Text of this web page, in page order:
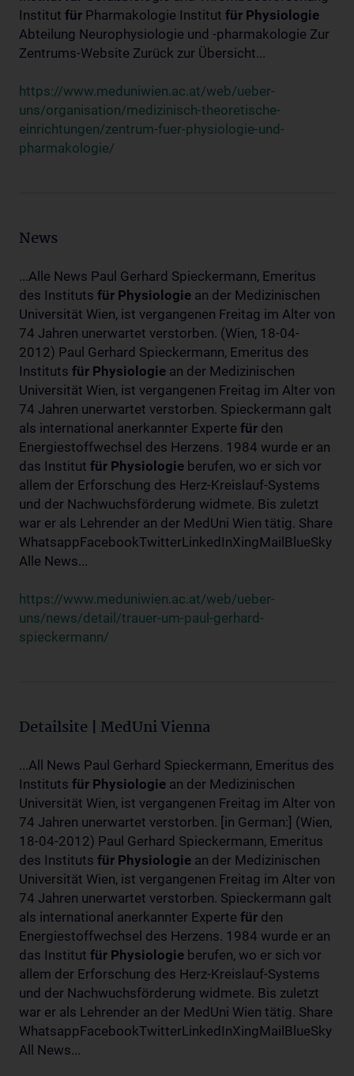
Institut für Pharmakologie Institut für Physiologie
Abteilung Neurophysiologie und -pharmakologie Zur
Zentrums-Website Zurück zur Übersicht...
https://www.meduniwien.ac.at/web/ueber-
uns/organisation/medizinisch-theoretische-
einrichtungen/zentrum-fuer-physiologie-und-
pharmakologie/
News
...Alle News Paul Gerhard Spieckermann, Emeritus
des Instituts für Physiologie an der Medizinischen
Universität Wien, ist vergangenen Freitag im Alter von
74 Jahren unerwartet verstorben. (Wien, 18-04-
2012) Paul Gerhard Spieckermann, Emeritus des
Instituts für Physiologie an der Medizinischen
Universität Wien, ist vergangenen Freitag im Alter von
74 Jahren unerwartet verstorben. Spieckermann galt
als international anerkannter Experte für den
Energiestoffwechsel des Herzens. 1984 wurde er an
das Institut für Physiologie berufen, wo er sich vor
allem der Erforschung des Herz-Kreislauf-Systems
und der Nachwuchsförderung widmete. Bis zuletzt
war er als Lehrender an der MedUni Wien tätig. Share
WhatsappFacebookTwitterLinkedInXingMailBlueSky
Alle News...
https://www.meduniwien.ac.at/web/ueber-
uns/news/detail/trauer-um-paul-gerhard-
spieckermann/
Detailsite | MedUni Vienna
...All News Paul Gerhard Spieckermann, Emeritus des
Instituts für Physiologie an der Medizinischen
Universität Wien, ist vergangenen Freitag im Alter von
74 Jahren unerwartet verstorben. [in German:] (Wien,
18-04-2012) Paul Gerhard Spieckermann, Emeritus
des Instituts für Physiologie an der Medizinischen
Universität Wien, ist vergangenen Freitag im Alter von
74 Jahren unerwartet verstorben. Spieckermann galt
als international anerkannter Experte für den
Energiestoffwechsel des Herzens. 1984 wurde er an
das Institut für Physiologie berufen, wo er sich vor
allem der Erforschung des Herz-Kreislauf-Systems
und der Nachwuchsförderung widmete. Bis zuletzt
war er als Lehrender an der MedUni Wien tätig. Share
WhatsappFacebookTwitterLinkedInXingMailBlueSky
All News...